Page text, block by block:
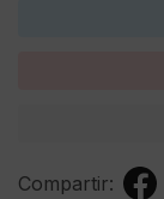
Compartir: